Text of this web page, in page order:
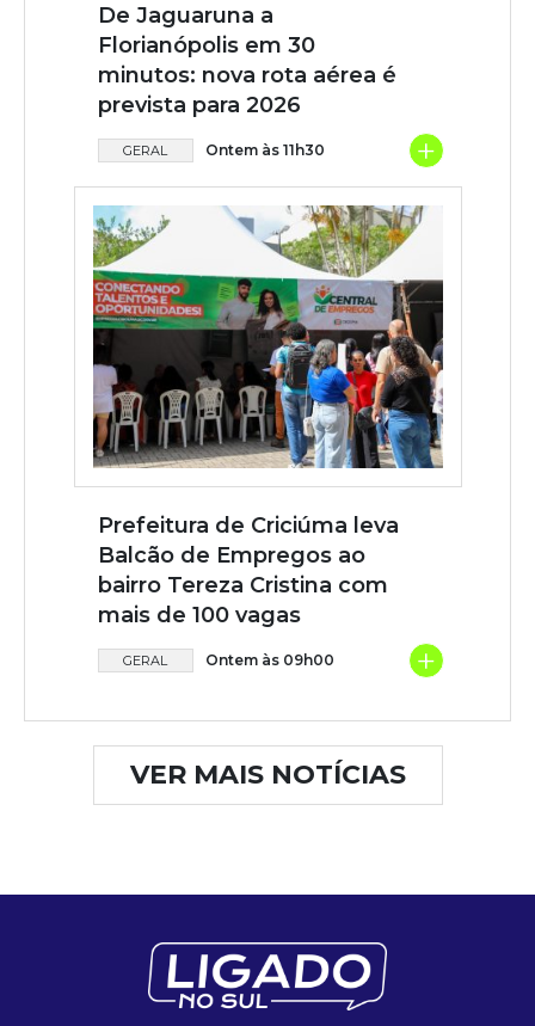
De Jaguaruna a
Florianópolis em 30
minutos: nova rota aérea é
prevista para 2026
GERAL Ontem às 11h30 +
Prefeitura de Criciúma leva
Balcão de Empregos ao
bairro Tereza Cristina com
mais de 100 vagas
GERAL Ontem às 09h00 +
VER MAIS NOTÍCIAS